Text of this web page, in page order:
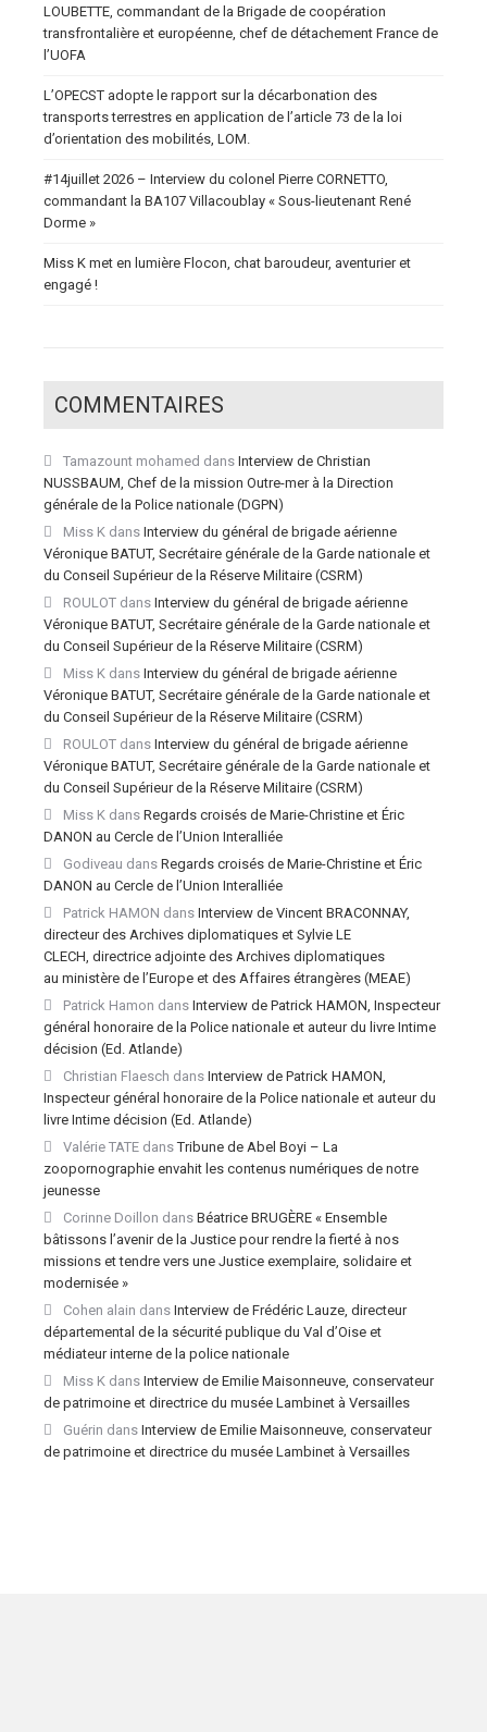
LOUBETTE, commandant de la Brigade de coopération
transfrontalière et européenne, chef de détachement France de
l’UOFA
L’OPECST adopte le rapport sur la décarbonation des
transports terrestres en application de l’article 73 de la loi
d’orientation des mobilités, LOM.
#14juillet 2026 – Interview du colonel Pierre CORNETTO,
commandant la BA107 Villacoublay « Sous-lieutenant René
Dorme »
Miss K met en lumière Flocon, chat baroudeur, aventurier et
engagé !
COMMENTAIRES
Tamazount mohamed dans Interview de Christian
NUSSBAUM, Chef de la mission Outre-mer à la Direction
générale de la Police nationale (DGPN)
Miss K dans Interview du général de brigade aérienne
Véronique BATUT, Secrétaire générale de la Garde nationale et
du Conseil Supérieur de la Réserve Militaire (CSRM)
ROULOT dans Interview du général de brigade aérienne
Véronique BATUT, Secrétaire générale de la Garde nationale et
du Conseil Supérieur de la Réserve Militaire (CSRM)
Miss K dans Interview du général de brigade aérienne
Véronique BATUT, Secrétaire générale de la Garde nationale et
du Conseil Supérieur de la Réserve Militaire (CSRM)
ROULOT dans Interview du général de brigade aérienne
Véronique BATUT, Secrétaire générale de la Garde nationale et
du Conseil Supérieur de la Réserve Militaire (CSRM)
Miss K dans Regards croisés de Marie-Christine et Éric
DANON au Cercle de l’Union Interalliée
Godiveau dans Regards croisés de Marie-Christine et Éric
DANON au Cercle de l’Union Interalliée
Patrick HAMON dans Interview de Vincent BRACONNAY,
directeur des Archives diplomatiques et Sylvie LE
CLECH, directrice adjointe des Archives diplomatiques
au ministère de l’Europe et des Affaires étrangères (MEAE)
Patrick Hamon dans Interview de Patrick HAMON, Inspecteur
général honoraire de la Police nationale et auteur du livre Intime
décision (Ed. Atlande)
Christian Flaesch dans Interview de Patrick HAMON,
Inspecteur général honoraire de la Police nationale et auteur du
livre Intime décision (Ed. Atlande)
Valérie TATE dansTribune de Abel Boyi – La
zoopornographie envahit les contenus numériques de notre
jeunesse
Corinne Doillon dans Béatrice BRUGÈRE « Ensemble
bâtissons l’avenir de la Justice pour rendre la fierté à nos
missions et tendre vers une Justice exemplaire, solidaire et
modernisée »
Cohen alain dans Interview de Frédéric Lauze, directeur
départemental de la sécurité publique du Val d’Oise et
médiateur interne de la police nationale
Miss K dans Interview de Emilie Maisonneuve, conservateur
de patrimoine et directrice du musée Lambinet à Versailles
Guérin dans Interview de Emilie Maisonneuve, conservateur
de patrimoine et directrice du musée Lambinet à Versailles